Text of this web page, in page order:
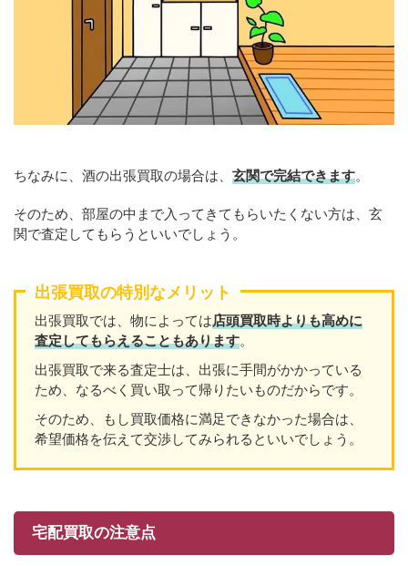
ちなみに、酒の出張買取の場合は、 玄関で完結できます。
そのため、部屋の中まで入ってきてもらいたくない方は、玄
関で査定してもらうといいでしょう。
出張買取の特別なメリット
出張買取では、物によっては店頭買取時よりも高めに
査定してもらえることもあります。
出張買取で来る査定士は、出張に手間がかかっている
ため、なるべく買い取って帰りたいものだからです。
そのため、もし買取価格に満足できなかった場合は、
希望価格を伝えて交渉してみられるといいでしょう。
宅配買取の注意点